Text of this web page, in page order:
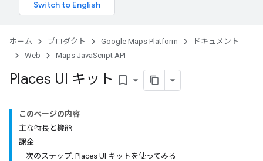
ホーム プロダクト Google Maps Platform
ドキュメント
Web
Maps JavaScript API
Places UI キット bookmark_border
このページの内容
主な特長と機能
課金
次のステップ: Places UI キットを使ってみる